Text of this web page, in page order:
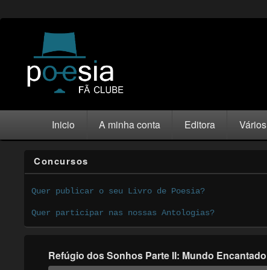
Inicio A minha conta Editora Vários
Concursos
Quer publicar o seu Livro de Poesia?
Quer participar nas nossas Antologias?
Refúgio dos Sonhos Parte II: Mundo Encantado